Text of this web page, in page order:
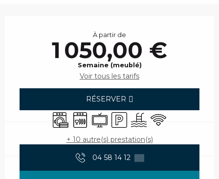
À partir de
1 050,00 €
Semaine (meublé)
Voir tous les tarifs
RÉSERVER
Lave lingeLave vaisselle
Télévision
ParkingPiscineWiFi
+ 10 autre(s) prestation(s)
04 58 14 12 ▒▒